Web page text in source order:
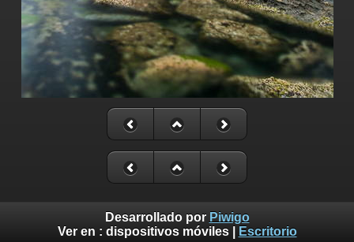
Desarrollado por Piwigo
Ver en : dispositivos móviles| Escritorio